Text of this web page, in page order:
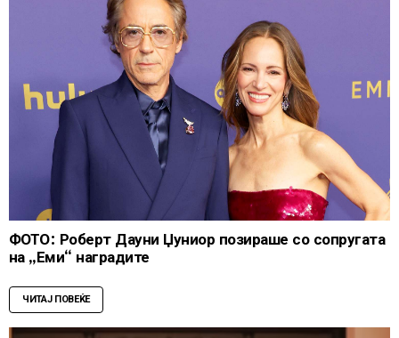
ФОТО: Роберт Дауни Џуниор позираше со сопругата
на „Еми“ наградите
ЧИТАЈ ПОВЕЌЕ